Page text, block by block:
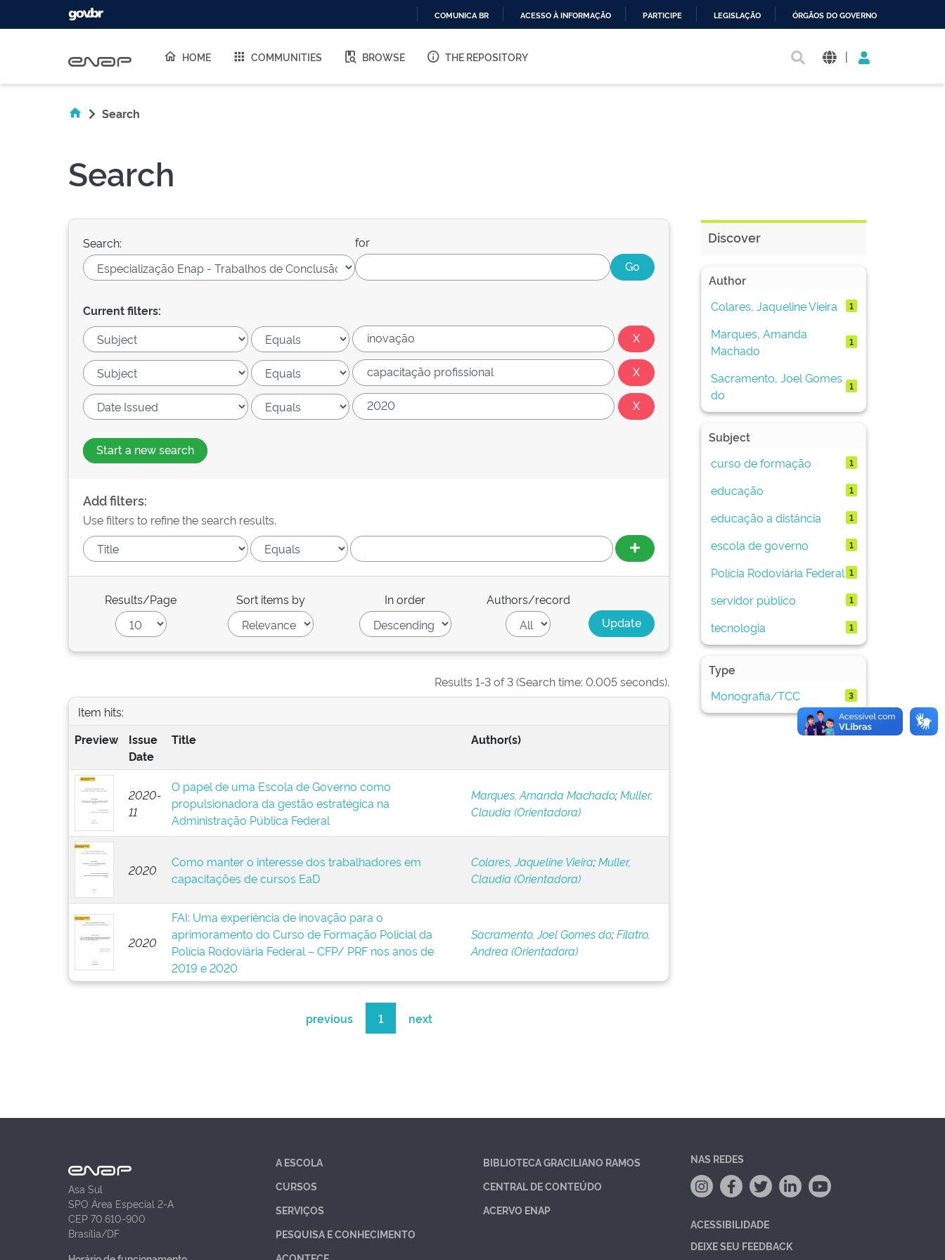
O
COMUNICA BR ACESSO À INFORMAÇÃO PARTICIPE LEGISLAÇÃO ÓRGÃOS DO GOVERNO
HOME COMMUNITIES BROWSE THE REPOSITORY |
Search
Search
Search: for
Current filters:
Start a new search
Add filters:
Use filters to refine the search results.
Results/Page Sort items by In order Authors/record
Results 1-3 of 3 (Search time: 0.005 seconds).
Item hits:
Preview
Issue
Date
Title Author(s)
2020-
11
O papel de uma Escola de Governo como
propulsionadora da gestão estratégica na
Administração Pública Federal
Marques, Amanda Machado;Muller,
Claudia (Orientadora)
2020
Como manter o interesse dos trabalhadores em
capacitações de cursos EaD
Colares, Jaqueline Vieira;Muller,
Claudia (Orientadora)
2020
FAI: Uma experiência de inovação para o
aprimoramento do Curso de Formação Policial da
Polícia Rodoviária Federal – CFP/ PRF nos anos de
2019 e 2020
Sacramento, Joel Gomes do;Filatro,
Andrea (Orientadora)
previous 1 next
Discover
Author
Colares, Jaqueline Vieira
1
Marques, Amanda
Machado
1
Sacramento, Joel Gomes
do
1
Subject
curso de formação
1
educação 1
educação a distância 1
escola de governo 1
Polícia Rodoviária Federal 1
servidor público 1
tecnologia 1
Type
Monografia/TCC
3
Asa Sul
SPO Área Especial 2-A
CEP 70.610-900
Brasília/DF
A ESCOLA
CURSOS
SERVIÇOS
PESQUISA E CONHECIMENTO
BIBLIOTECA GRACILIANO RAMOS
CENTRAL DE CONTEÚDO
ACERVO ENAP
NAS REDES
ACESSIBILIDADE
DEIXE SEU FEEDBACK